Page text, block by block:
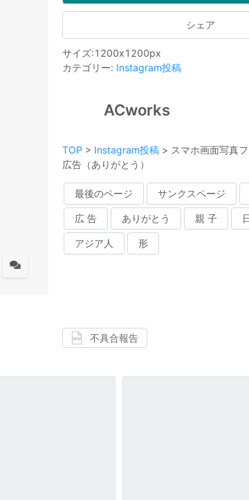
シェア
サイズ:1200x1200px
カテゴリー: Instagram投稿
ACworks
TOP > Instagram投稿 > スマホ画面写真
広告（ありがとう）
最後のページ サンクスページ
広 告 ありがとう 親 子
アジア人 形
不具合報告